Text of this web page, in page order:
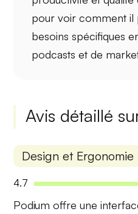
pour voir comment il
besoins spécifiques
podcasts et de
Avis détaillé
Design et Ergonomie
4.7
Podium offre une